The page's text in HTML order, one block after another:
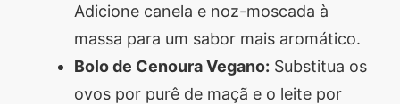
Adicione canela e noz-moscada à
massa para um sabor mais aromático.
Bolo de Cenoura Vegano: Substitua os
ovos por purê de maçã e o leite por